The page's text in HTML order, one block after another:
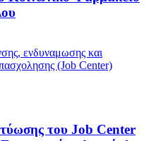
ενδυναμωσης και
(Job Center)
του Job Center